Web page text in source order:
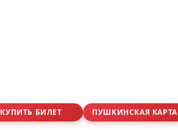
КУПИТЬ БИЛЕТ
ПУШКИНСКАЯ КАРТА